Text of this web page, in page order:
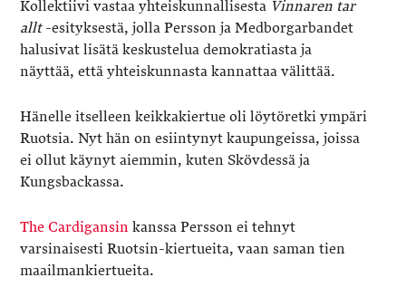
Kollektiivi vastaa yhteiskunnallisesta Vinnaren tar
allt-esityksestä, jolla Persson ja Medborgarbandet
halusivat lisätä keskustelua demokratiasta ja
näyttää, että yhteiskunnasta kannattaa välittää.
Hänelle itselleen keikkakiertue oli löytöretki ympäri
Ruotsia. Nyt hän on esiintynyt kaupungeissa, joissa
ei ollut käynyt aiemmin, kuten Skövdessä ja
Kungsbackassa.
The Cardigansin kanssa Persson ei tehnyt
varsinaisesti Ruotsin-kiertueita, vaan saman tien
maailmankiertueita.